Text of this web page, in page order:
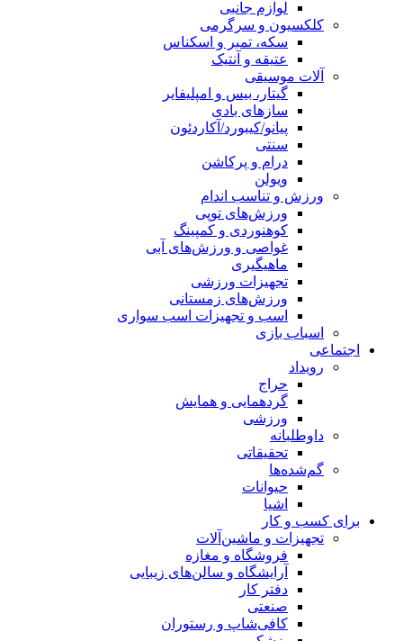
لوازم جانبی
کلکسیون و سرگرمی
سکه، تمبر و اسکناس
عتیقه و آنتیک
آلات موسیقی
گیتار، بیس و امپلیفایر
سازهای بادی
پیانو/کیبورد/آکاردئون
سنتی
درام و پرکاشن
ویولن
ورزش و تناسب اندام
ورزش‌های توپی
کوهنوردی و کمپینگ
غواصی و ورزش‌های آبی
ماهیگیری
تجهیزات ورزشی
ورزش‌های زمستانی
اسب و تجهیزات اسب سواری
اسباب‌ بازی
اجتماعی
رویداد
حراج
گردهمایی و همایش
ورزشی
داوطلبانه
تحقیقاتی
گم‌شده‌ها
حیوانات
اشیا
برای کسب و کار
تجهیزات و ماشین‌آلات
فروشگاه و مغازه
آرایشگاه و سالن‌های زیبایی
دفتر کار
صنعتی
کافی‌شاپ و رستوران